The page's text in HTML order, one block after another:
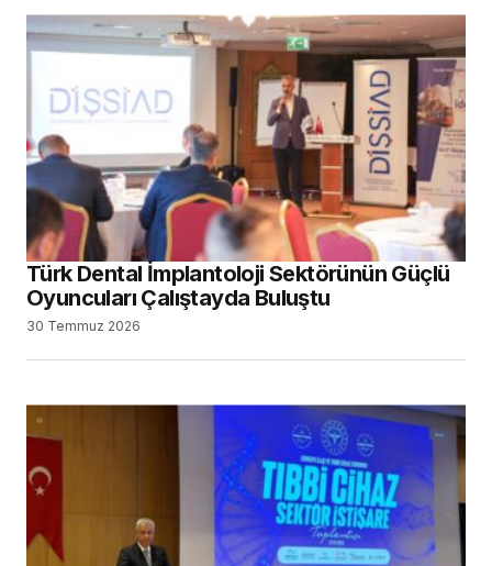
Tıbbi Cihaz Sektörünün Sorunları ve
Geleceği Konuşuldu
29 Temmuz 2026
Diş Hekimliği Tercih Edecekler için
Kontenjanlar Belli Oldu
23 Temmuz 2026